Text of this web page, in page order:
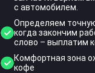
с автомобилем.
Определяем
когда закончим
слово – выплатим
Комфортная зона
кофе